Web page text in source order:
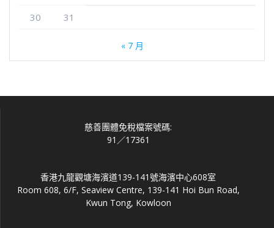
30
31
« 7 月
慈善團體免稅檔案號碼:
91／17361
香港九龍觀塘海濱道139-141號海濱中心608室
Room 608, 6/F, Seaview Centre, 139-141 Hoi Bun Road,
Kwun Tong, Kowloon